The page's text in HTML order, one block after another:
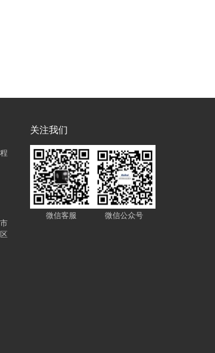
关注我们
微信客服 微信公众号